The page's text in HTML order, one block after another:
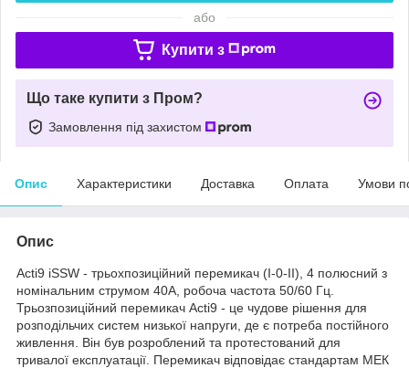
або
Купити з
Що таке купити з Пром?
Замовлення під захистом
Опис Характеристики Доставка Оплата Умови
Опис
Acti9 iSSW - трьохпозиційний перемикач (I-0-II), 4 полюсний з
номінальним струмом 40A, робоча частота 50/60 Гц.
Трьозпозиційний перемикач Acti9 - це чудове рішення для
розподільчих систем низької напруги, де є потреба постійного
живлення. Він був розроблений та протестований для
тривалої експлуатації. Перемикач відповідає стандартам МЕК